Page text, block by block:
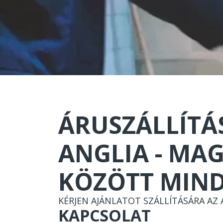
ANGLIA -
KÖZÖTT
KÉRJEN AJÁNLATOT SZÁLLÍTÁSÁRA
KAPCSOLAT
A
Feri!!